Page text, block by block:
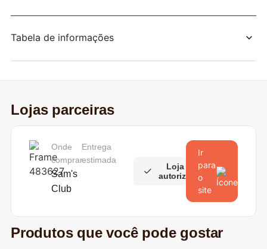
Tabela de informações
Lojas parceiras
Onde
comprar
Sam's
Club
Entrega
estimada
Loja
autorizada
Ir
para
o
site
Produtos que você pode gostar